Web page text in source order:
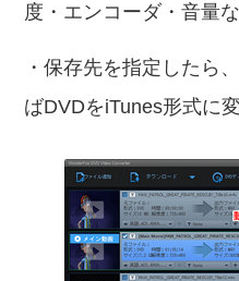
度・エンコーダ・音量
・保存先を指定したら
ばDVDをiTunes形式に